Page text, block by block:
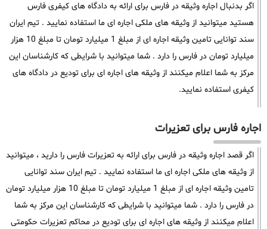
اگر بدنبال اجاره وثیقه در فارس برای ارائه به دادگاه های کیفری فارس
هستید میتوانید از وثیقه های ملکی اجاره ای ما استفاده نمایید . تیم ایران
سند توانایی تامین وثیقه اجاره ای از مبلغ 1 میلیارد تومان تا مبلغ 10 هزار
میلیارد تومان در فارس را دارد . شما میتوانید با شرایطی که کارشناسان این
مرکز به شما اعلام میکنند از وثیقه های اجاره ای برای تودیع در دادگاه های
کیفری استفاده نمایید.
اجاره فارس برای تعزیرات
اگر قصد اجاره وثیقه در فارس برای ارائه به تعزیرات فارس را دارید ، میتوانید
از وثیقه های ملکی اجاره ای ما استفاده نمایید . تیم ایران سند توانایی
تامین وثیقه اجاره ای از مبلغ 1 میلیارد تومان تا مبلغ 10 هزار میلیارد تومان
در فارس را دارد . شما میتوانید با شرایطی که کارشناسان این مرکز به شما
اعلام میکنند از وثیقه های اجاره ای برای تودیع در محاکم تعزیرات حکومتی